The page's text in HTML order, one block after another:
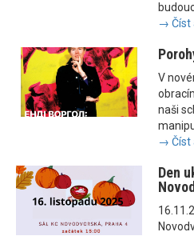
→ Číst
V
naši
→ Číst
Den